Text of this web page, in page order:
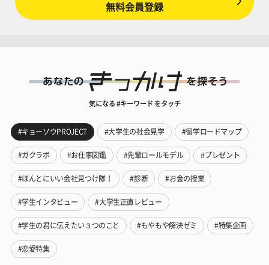
無料会員登録
気になる #キーワード をタッチ
#キョーソウPROJECT #大学生の社会見学 #留学ロードマップ
#ガクラボ #お仕事図鑑 #先輩ロールモデル #プレゼント
#ほんとにいい会社見つけ隊！ #診断 #お金の授業
#学生インタビュー #大学生正直レビュー
#学生の君に伝えたい３つのこと #もやもや解決ゼミ #特集企画
#恋愛特集